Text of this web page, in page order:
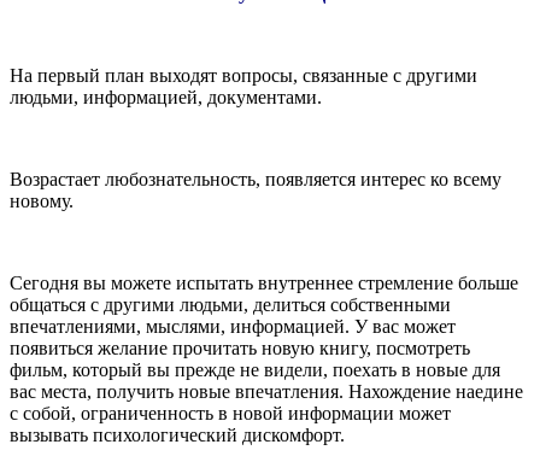
На первый план выходят вопросы, связанные с другими
людьми, информацией, документами.
Возрастает любознательность, появляется интерес ко всему
новому.
Сегодня вы можете испытать внутреннее стремление больше
общаться с другими людьми, делиться собственными
впечатлениями, мыслями, информацией. У вас может
появиться желание прочитать новую книгу, посмотреть
фильм, который вы прежде не видели, поехать в новые для
вас места, получить новые впечатления. Нахождение наедине
с собой, ограниченность в новой информации может
вызывать психологический дискомфорт.